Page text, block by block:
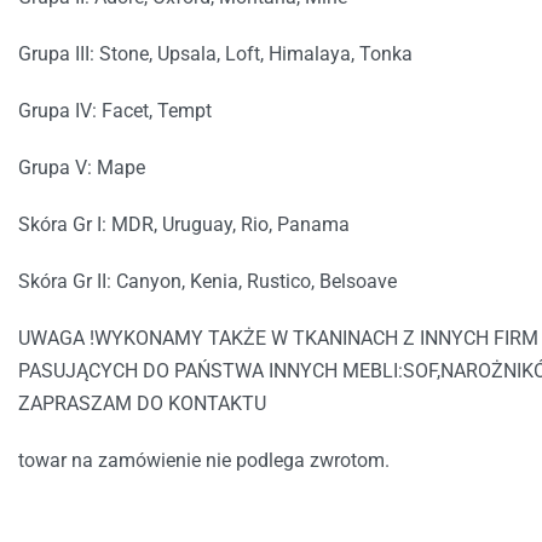
Grupa III: Stone, Upsala, Loft, Himalaya, Tonka
Grupa IV: Facet, Tempt
Grupa V: Mape
Skóra Gr I: MDR, Uruguay, Rio, Panama
Skóra Gr II: Canyon, Kenia, Rustico, Belsoave
UWAGA !WYKONAMY TAKŻE W TKANINACH Z INNYCH FIRM
PASUJĄCYCH DO PAŃSTWA INNYCH
ZAPRASZAM DO KONTAKTU
towar na zamówienie nie podlega zwrotom.